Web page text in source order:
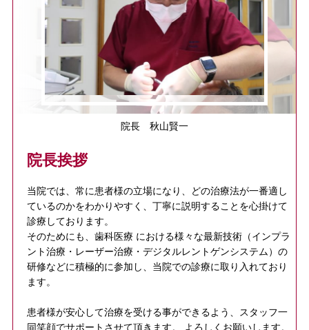
院長挨拶
当院では、常に患者様の立場になり、どの治療法が一番適し
ているのかをわかりやすく、丁寧に説明することを心掛けて
診療しております。
そのためにも、歯科医療 における様々な最新技術（インプラ
ント治療・レーザー治療・デジタルレントゲンシステム）の
研修などに積極的に参加し、当院での診療に取り入れており
ます。
患者様が安心して治療を受ける事ができるよう、スタッフ一
同笑顔でサポートさせて頂きます。 よろしくお願いします。
院長 秋山賢一